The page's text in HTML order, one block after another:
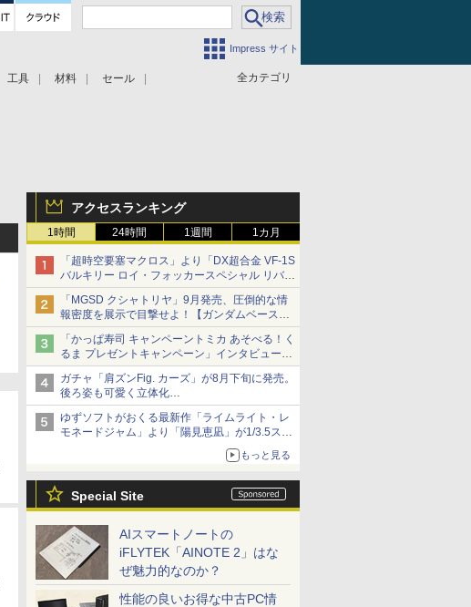
Impress サイト
全カテゴリ
工具 材料 セール
アクセスランキング
1時間 24時間 1週間 1カ月
「超時空要塞マクロス」より「DX超合金 VF-1S
バルキリー ロイ・フォッカースペシャル リバイ
バルVer.」本日発売！
「MGSD クシャトリヤ」9月発売、圧倒的な情
報密度を展示で目撃せよ！【ガンダムベース撮
り下ろし】
「かっぱ寿司 キャンペーントミカ あそべる！く
るま プレゼントキャンペーン」インタビュー
子どもが楽しめるかっぱ寿司ならではの体験と
コラボの楽しさを追求
ガチャ「肩ズンFig. カーズ」が8月下旬に発売。
後ろ姿も可愛く立体化
ライトニング・マックィーンやメーターなど4
種がラインナップ
ゆずソフトがおくる最新作「ライムライト・レ
モネードジャム」より「陽見恵凪」が1/3.5スケ
メガネ姿も表現できるオプションパーツが付属
もっと見る
Special Site
AIスマートノートの
iFLYTEK「AINOTE 2」はな
ぜ魅力的なのか？
性能の良いお得な中古PC情